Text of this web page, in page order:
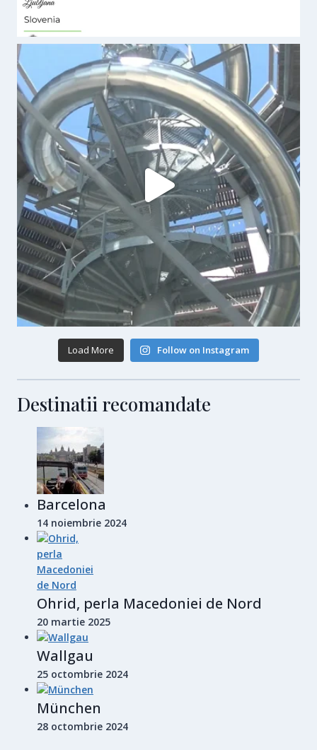
Load More Follow on Instagram
Destinatii recomandate
Barcelona
14 noiembrie 2024
Ohrid, perla Macedoniei de Nord
20 martie 2025
Wallgau
25 octombrie 2024
München
28 octombrie 2024